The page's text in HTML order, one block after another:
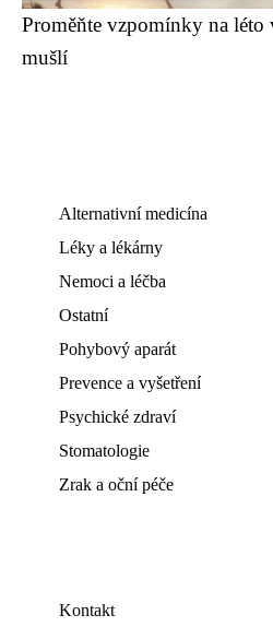
Proměňte vzpomínky na léto
mušlí
Alternativní medicína
Léky a lékárny
Nemoci a léčba
Ostatní
Pohybový aparát
Prevence a vyšetření
Psychické zdraví
Stomatologie
Zrak a oční péče
Kontakt